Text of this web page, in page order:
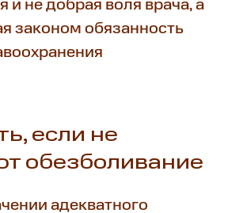
и не добрая воля врача, а
законом обязанность
если не
обезболивание
адекватного